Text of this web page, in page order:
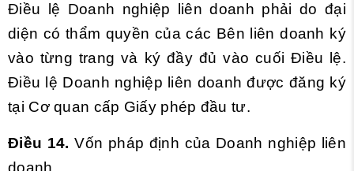
Điều lệ Doanh nghiệp liên doanh phải do đại
diện có thẩm quyền của các Bên liên doanh ký
vào từng trang và ký đầy đủ vào cuối Điều lệ.
Điều lệ Doanh nghiệp liên doanh được đăng ký
tại Cơ quan cấp Giấy phép đầu tư.
Điều 14. Vốn pháp định của Doanh nghiệp liên
doanh